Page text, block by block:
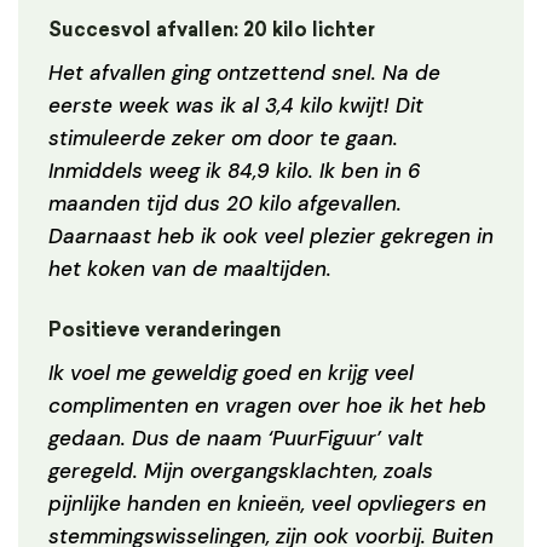
Succesvol afvallen: 20 kilo lichter
Het afvallen ging ontzettend snel. Na de
eerste week was ik al 3,4 kilo kwijt! Dit
stimuleerde zeker om door te gaan.
Inmiddels weeg ik 84,9 kilo. Ik ben in 6
maanden tijd dus 20 kilo afgevallen.
Daarnaast heb ik ook veel plezier gekregen in
het koken van de maaltijden.
Positieve veranderingen
Ik voel me geweldig goed en krijg veel
complimenten en vragen over hoe ik het heb
gedaan. Dus de naam ‘PuurFiguur’ valt
geregeld. Mijn overgangsklachten, zoals
pijnlijke handen en knieën, veel opvliegers en
stemmingswisselingen, zijn ook voorbij. Buiten